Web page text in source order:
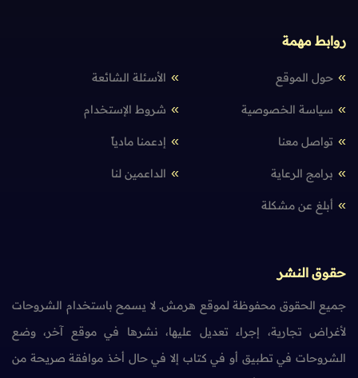
روابط مهمة
حول الموقع الأسئلة الشائعة
سياسة الخصوصية شروط الإستخدام
تواصل معنا إدعمنا مادياً
برامج الرعاية الداعمين لنا
أبلغ عن مشكلة
حقوق النشر
جميع الحقوق محفوظة لموقع هرمش. لا يسمح باستخدام الشروحات
لأغراض تجارية، إجراء تعديل عليها، نشرها في موقع آخر، وضع
الشروحات في تطبيق أو في كتاب إلا في حال أخذ موافقة صريحة من